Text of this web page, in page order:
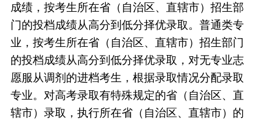
成绩，按考生所在省（自治区、直辖市）招生部
门的投档成绩从高分到低分择优录取。普通类专
业，按考生所在省（自治区、直辖市）招生部门
的投档成绩从高分到低分择优录取，对无专业志
愿服从调剂的进档考生，根据录取情况分配录取
专业。对高考录取有特殊规定的省（ 自治区、直
辖市）录取，执行所在省（ 自治区、直辖市）的